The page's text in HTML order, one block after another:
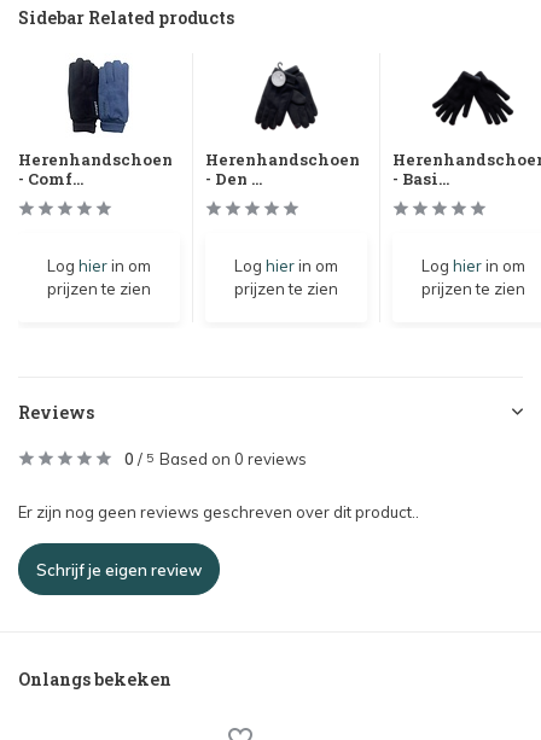
Sidebar Related products
Herenhandschoen
- Comf...
Log hierin om
prijzen te zien
Herenhandschoen
- Den ...
Log hierin om
prijzen te zien
- Basi...
Log hierin om
prijzen te zien
Reviews
0 / 5 Based on 0 reviews
Er zijn nog geen reviews geschreven over dit product..
Schrijf je eigen review
Onlangs bekeken